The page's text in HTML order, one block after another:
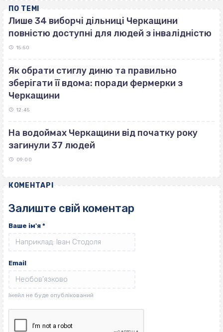
ПО ТЕМІ
Лише 34 виборчі дільниці Черкащини
повністю доступні для людей з інвалідністю
15:50
Як обрати стиглу диню та правильно
зберігати її вдома: поради фермерки з
Черкащини
12:45
На водоймах Черкащини від початку року
загинули 37 людей
09:00
КОМЕНТАРІ
Залиште свій коментар
Ваше ім'я *
Email